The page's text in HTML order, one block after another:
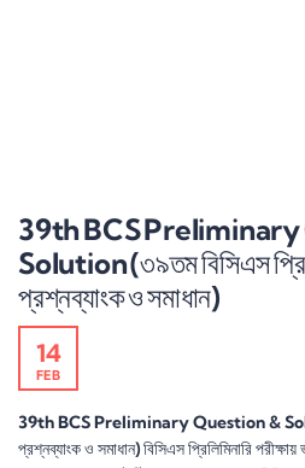
39th BCS
Solution (৩৯তম বিসিএস
প্রশ্নব্যাংক ও সমাধান)
14
FEB
39th BCS Preliminary Question &
প্রশ্নব্যাংক ও সমাধান) বিসিএস প্রিলিমিনারি